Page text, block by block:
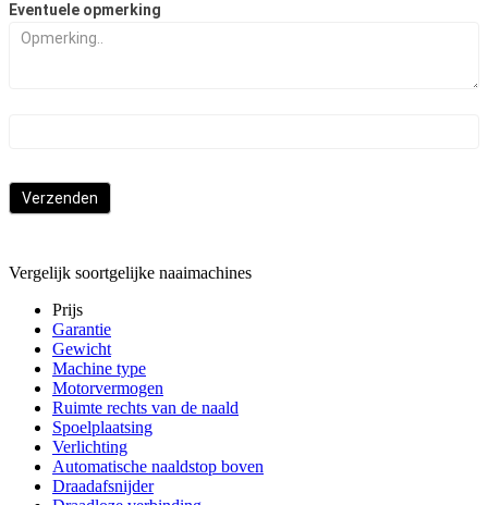
Eventuele opmerking
Verzenden
Vergelijk soortgelijke naaimachines
Prijs
Garantie
Gewicht
Machine type
Motorvermogen
Ruimte rechts van de naald
Spoelplaatsing
Verlichting
Automatische naaldstop boven
Draadafsnijder